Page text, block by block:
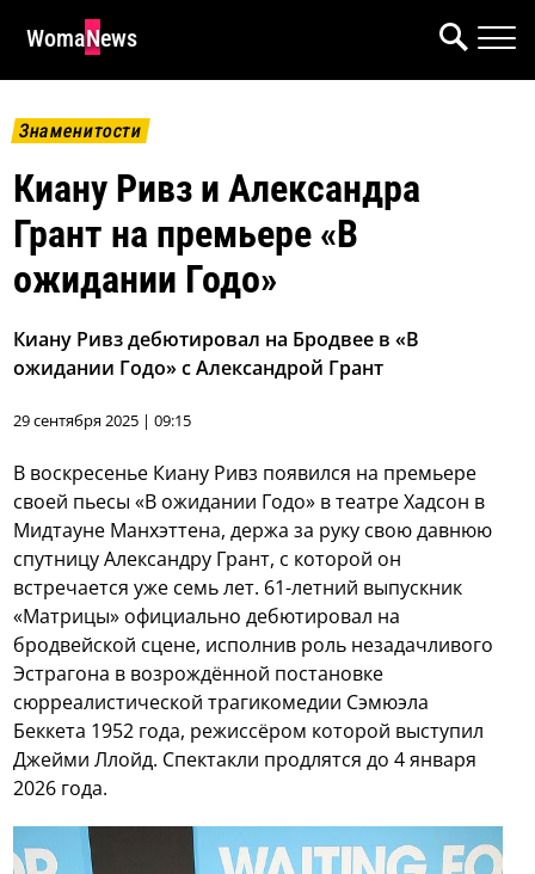
WomaNews
Знаменитости
Киану Ривз и Александра
Грант на премьере «В
ожидании Годо»
Киану Ривз дебютировал на Бродвее в «В
ожидании Годо» с Александрой Грант
29 сентября 2025 | 09:15
В воскресенье Киану Ривз появился на премьере
своей пьесы «В ожидании Годо» в театре Хадсон в
Мидтауне Манхэттена, держа за руку свою давнюю
спутницу Александру Грант, с которой он
встречается уже семь лет. 61-летний выпускник
«Матрицы» официально дебютировал на
бродвейской сцене, исполнив роль незадачливого
Эстрагона в возрождённой постановке
сюрреалистической трагикомедии Сэмюэла
Беккета 1952 года, режиссёром которой выступил
Джейми Ллойд. Спектакли продлятся до 4 января
2026 года.